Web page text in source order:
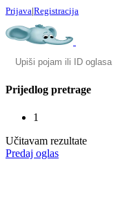
Prijava|Registracija
Prijedlog pretrage
1
Učitavam rezultate
Predaj oglas